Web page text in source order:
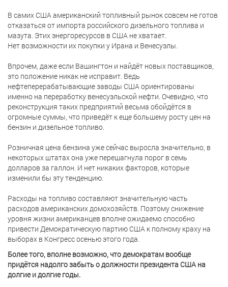
В самих США американский топливный рынок совсем не готов
отказаться от импорта российского дизельного топлива и
мазута. Этих энергоресурсов в США не хватает.
Нет возможности их покупки у Ирана и Венесуэлы.
Впрочем, даже если Вашингтон и найдёт новых поставщиков,
это положение никак не исправит. Ведь
нефтеперерабатывающие заводы США ориентированы
именно на переработку венесуэльской нефти. Очевидно, что
реконструкция таких предприятий весьма обойдётся в
огромные суммы, что приведёт к еще большему росту цен на
бензин и дизельное топливо.
Розничная цена бензина уже сейчас выросла значительно, в
некоторых штатах она уже перешагнула порог в семь
долларов за галлон. И нет никаких факторов, которые
изменили бы эту тенденцию.
Расходы на топливо составляют значительную часть
расходов американских домохозяйств. Поэтому снижение
уровня жизни американцев вполне ожидаемо способно
привести Демократическую партию США к полному краху на
выборах в Конгресс осенью этого года.
Более того, вполне возможно, что демократам вообще
придётся надолго забыть о должности президента США на
долгие и долгие годы.